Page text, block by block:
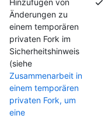
Hinzufügen von
Änderungen zu
einem temporären
privaten Fork im
Sicherheitshinweis
(siehe
Zusammenarbeit in
einem temporären
privaten Fork, um
eine